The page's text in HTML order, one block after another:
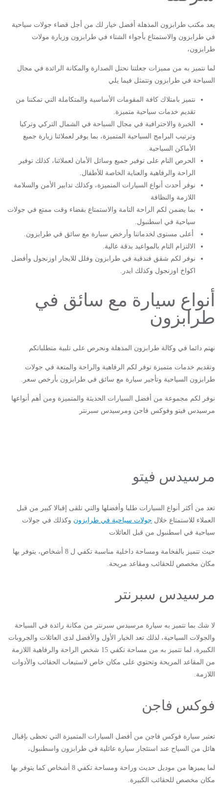
يعد مكتب طرابزون المذهلة أفضل خيار لك من أجل قضاء جولات سياحية
في طرابزون والاستمتاع بأجواء الشتاء في طرابزون وزيارة مولات
طرابزون،
لما نتميز به من مميزات جعلتنا نحتل الصدارة والمكانة الرائدة في مجال
السياحة في طرابزون وتتمثل فيما يلي
نتميز بامتلاك كافة المقومات الأساسية والمتكاملة التي تمكننا من
تقديم خدمات سياحية متميزة.
الخبرة والاحترافية في مجال السياحة في الشمال التركي وتركيا
وترتيب البرامج السياحية المتميزة، بما يوفر لعملائنا زيارة جميع
الأماكن السياحية.
الحرص التام على توفير جميع وسائل الأمان لعملائنا، كذلك توفير
الراحة والرفاهية والعناية الخاصة للأطفال.
نوفر أحدث أنواع السيارات المتميزة، وكذلك تدابير الأمن والسلامة
اللازمة والنظافة
بما يضمن لكم الراحة التامة والاستمتاع بقضاء وقت ممتع في جولات
سياحية في اسطنبول.
أعلى مستوى لخدماتنا وأرخص سيارة مع سائق في طرابزون.
الالتزام التام بالمواعيد بدقة عالية.
نوفر لكم شقق فندقية في طرابزون وفلل للايجار اوزنجول وأفضل
اكواخ اوزنجول وكذلك ايدر.
أنواع سيارة مع سائق في
طرابزون
نهتم دائما في وكالة طرابزون المذهلة ونحرص على تلبية متطلباتكم
وتقديم خدمات متميزة توفر لكم الرفاهية والراحة والمتعة في جولات
طرابزون السياحية وتأجير سيارة مع سائق في طرابزون بأرخص سعر.
نوفر لكم مجموعة من أفضل السيارات الحديثة والمتميزة ومن أهم أنواعها
مرسيدس فيتو وفوكس فاجن ومرسيدس سبرنتر
مرسيدس فيتو
تعد من أكثر أنواع السيارات طلبا وأفضلها والتي تلقى إقبالا كبير من قبل
العملاء للاستمتاع خلال جولات سياحية في طرابزون وكذلك في جولات
سياحية في اسطنبول من قبل العائلات
حيث تتميز بالفخامة ومساحة داخلية مناسبة تكفي ل 8 أشخاص، يتوفر بها
مكان مخصص للحقائب ومقاعد مريحة.
مرسيدس سبرنتر
لا شك بما تتميز به سيارة مرسيدس سبرنتر من مكانة رائدة في السياحة
والجولات السياحية، لذلك تعد الخيار الأول والأفضل لدى العائلات والجروبات
الكبيرة،
لما تتميز به من مساحة تكفي 15 شخص الراحة والرفاهية اللازمة
من المقاعد المريحة وتحتوي على مكان خاص لاستيعاب الحقائب والأدوات
اللازمة.
فوكس فاجن
تعتبر سيارة فوكس فاجن من أفضل السيارات المتميزة التي تحظى بإقبال
هائل من السياح عند استئجار سيارة عائلية في طرابزون واسطنبول،
لما يميزها من موديل حديث وراحة ومساحة تكفي 8 أشخاص كما يتوفر بها
مكان مخصص للحقائب الكبيرة.